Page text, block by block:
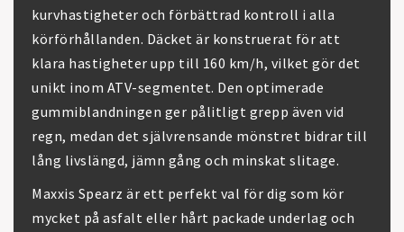
kurvhastigheter och förbättrad kontroll i alla
körförhållanden. Däcket är konstruerat för att
klara hastigheter upp till 160 km/h, vilket gör det
unikt inom ATV-segmentet. Den optimerade
gummiblandningen ger pålitligt grepp även vid
regn, medan det självrensande mönstret bidrar till
lång livslängd, jämn gång och minskat slitage.
Maxxis Spearz är ett perfekt val för dig som kör
mycket på asfalt eller hårt packade underlag och